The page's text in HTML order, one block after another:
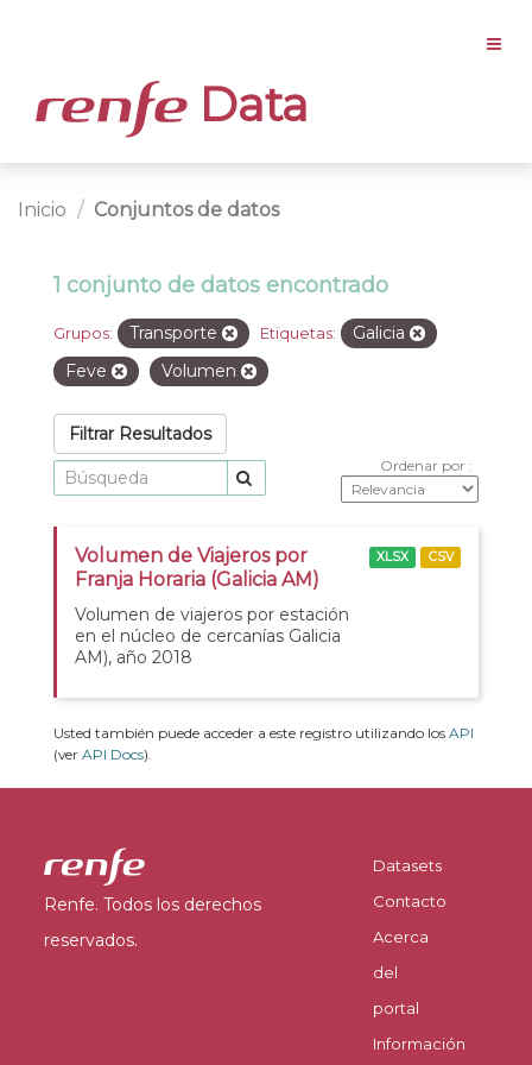
Data
Inicio Conjuntos de datos
1 conjunto de datos encontrado
Grupos: Transporte Etiquetas:
Galicia
Feve
Volumen
Filtrar Resultados
Ordenar por
Volumen de Viajeros por
Franja Horaria (Galicia AM)
Volumen de viajeros por estación
en el núcleo de cercanías Galicia
AM), año 2018
XLSX CSV
Usted también puede acceder a este registro utilizando los API
(ver API Docs).
Renfe. Todos los derechos
reservados.
Datasets
Contacto
Acerca
del
portal
Información